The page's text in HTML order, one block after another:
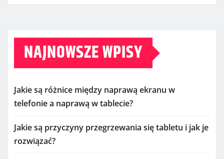
NAJNOWSZE WPISY
Jakie są różnice między naprawą ekranu w
telefonie a naprawą w tablecie?
Jakie są przyczyny przegrzewania się tabletu i jak je
rozwiązać?